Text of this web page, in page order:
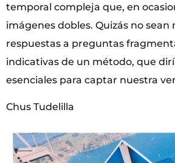
temporal compleja que, en
imágenes dobles. Quizás no sean
respuestas a preguntas
indicativas de un método, que
esenciales para captar nuestra
Chus Tudelilla